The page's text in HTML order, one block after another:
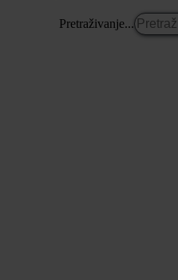
Pretraživanje...